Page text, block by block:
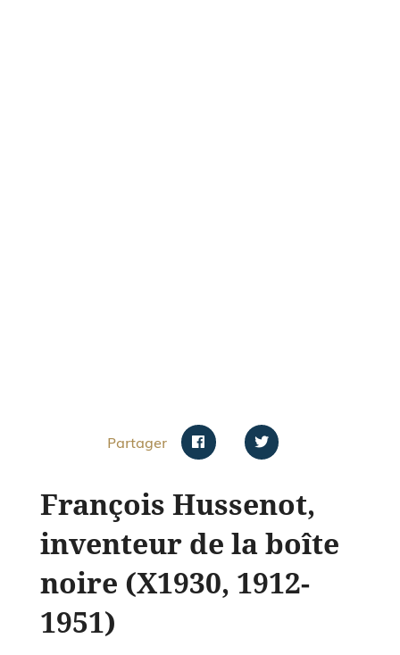
Partager
François Hussenot,
inventeur de la boîte
noire (X1930, 1912-
1951)